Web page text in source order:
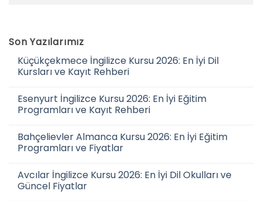
Son Yazılarımız
Küçükçekmece İngilizce Kursu 2026: En İyi Dil
Kursları ve Kayıt Rehberi
Esenyurt İngilizce Kursu 2026: En İyi Eğitim
Programları ve Kayıt Rehberi
Bahçelievler Almanca Kursu 2026: En İyi Eğitim
Programları ve Fiyatlar
Avcılar İngilizce Kursu 2026: En İyi Dil Okulları ve
Güncel Fiyatlar